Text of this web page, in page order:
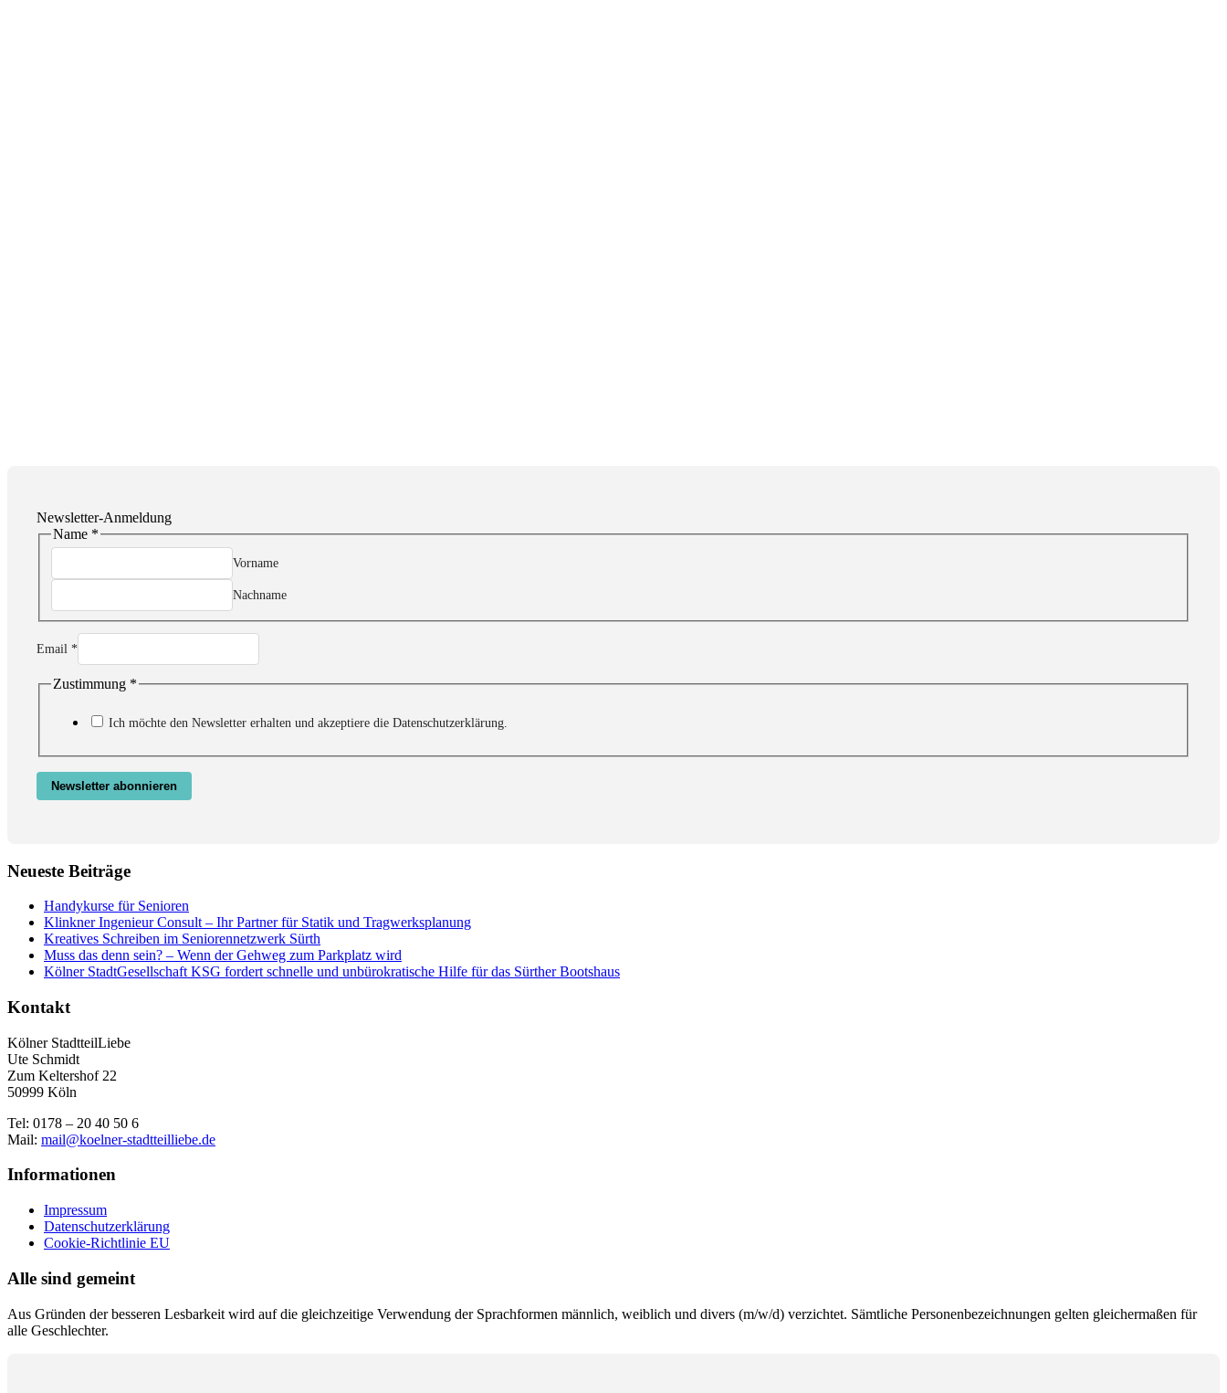
Newsletter-Anmeldung
Name *
Vorname
Nachname
Email
Zustimmung
Email *
Zustimmung *
Ich möchte den Newsletter erhalten und akzeptiere die Datenschutzerklärung.
Newsletter abonnieren
Neueste Beiträge
Handykurse für Senioren
Klinkner Ingenieur Consult – Ihr Partner für Statik und Tragwerksplanung
Kreatives Schreiben im Seniorennetzwerk Sürth
Muss das denn sein? – Wenn der Gehweg zum Parkplatz wird
Kölner StadtGesellschaft KSG fordert schnelle und unbürokratische Hilfe für das Sürther Bootshaus
Kontakt
Kölner StadtteilLiebe
Ute Schmidt
Zum Keltershof 22
50999 Köln
Tel: 0178 – 20 40 50 6
Mail: mail@koelner-stadtteilliebe.de
Informationen
Impressum
Datenschutzerklärung
Cookie-Richtlinie EU
Alle sind gemeint
Aus Gründen der besseren Lesbarkeit wird auf die gleichzeitige Verwendung der Sprachformen männlich, weiblich und divers (m/w/d) verzichtet. Sämtliche Personenbezeichnungen gelten gleichermaßen für
alle Geschlechter.